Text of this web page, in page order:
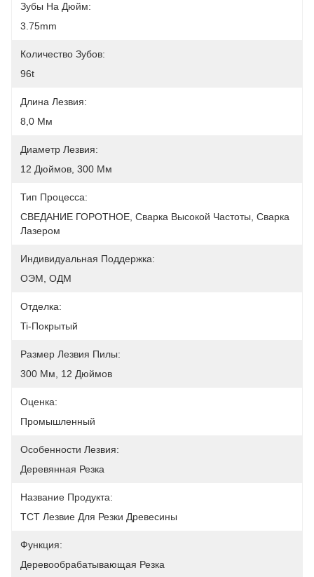
Зубы На Дюйм:
3.75mm
Количество Зубов:
96t
Длина Лезвия:
8,0 Мм
Диаметр Лезвия:
12 Дюймов, 300 Мм
Тип Процесса:
СВЕДАНИЕ ГОРОТНОЕ, Сварка Высокой Частоты, Сварка
Лазером
Индивидуальная Поддержка:
ОЭМ, ОДМ
Отделка:
Ti-Покрытый
Размер Лезвия Пилы:
300 Мм, 12 Дюймов
Оценка:
Промышленный
Особенности Лезвия:
Деревянная Резка
Название Продукта:
TCT Лезвие Для Резки Древесины
Функция:
Деревообрабатывающая Резка